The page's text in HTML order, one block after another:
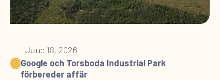
June 18, 2026
Google och Torsboda Industrial Park
förbereder affär